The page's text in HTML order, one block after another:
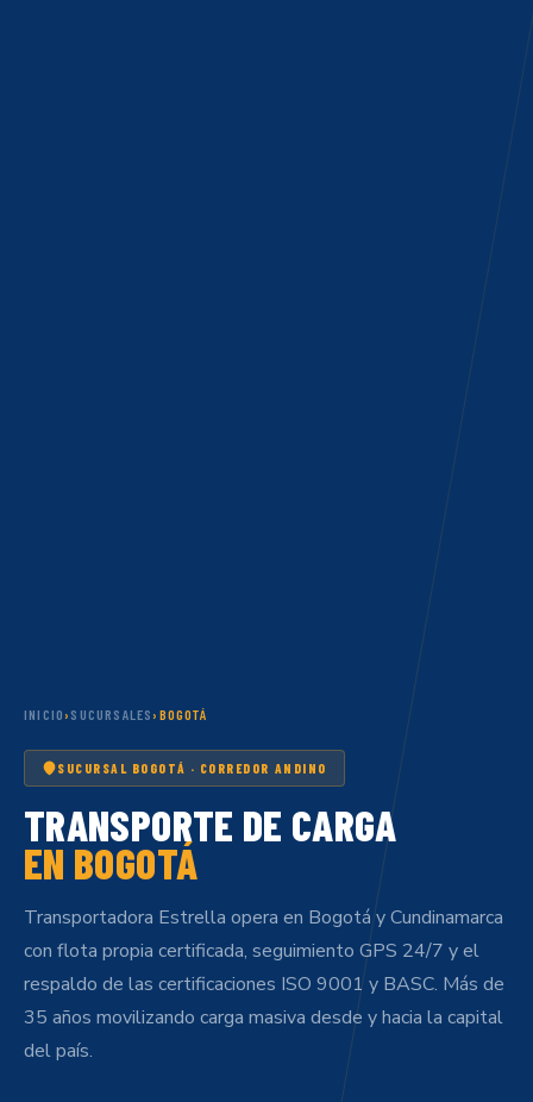
INICIO › SUCURSALES › BOGOTÁ
SUCURSAL BOGOTÁ · CORREDOR ANDINO
TRANSPORTE DE CARGA
EN BOGOTÁ
Transportadora Estrella opera en Bogotá y Cundinamarca
con flota propia certificada, seguimiento GPS 24/7 y el
respaldo de las certificaciones ISO 9001 y BASC. Más de
35 años movilizando carga masiva desde y hacia la capital
del país.